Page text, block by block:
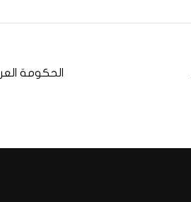
الحكومة